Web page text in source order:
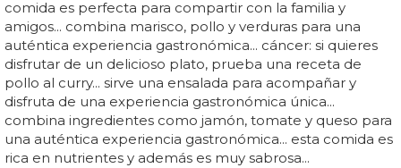
comida es perfecta para compartir con la familia y
amigos... combina marisco, pollo y verduras para una
auténtica experiencia gastronómica... cáncer: si quieres
disfrutar de un delicioso plato, prueba una receta de
pollo al curry... sirve una ensalada para acompañar y
disfruta de una experiencia gastronómica única...
combina ingredientes como jamón, tomate y queso para
una auténtica experiencia gastronómica... esta comida es
rica en nutrientes y además es muy sabrosa...